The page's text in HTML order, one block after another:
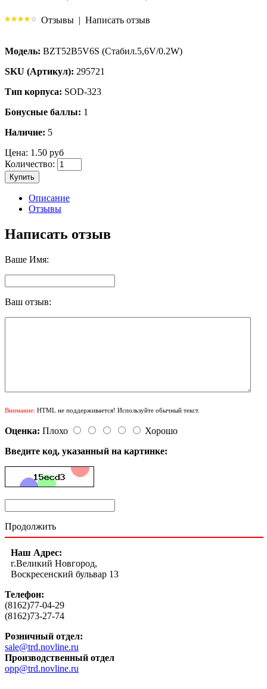
Отзывы | Написать отзыв
Модель: BZT52B5V6S (Стабил.5,6V/0.2W)
SKU (Артикул): 295721
Тип корпуса: SOD-323
Бонусные баллы: 1
Наличие: 5
Цена: 1.50 руб
Количество:
Купить
Описание
Отзывы
Написать отзыв
Ваше Имя:
Ваш отзыв:
Внимание: HTML не поддерживается! Используйте обычный текст.
Оценка: Плохо
Хорошо
Введите код, указанный на картинке:
Продолжить
Наш Адрес:
г.Великий Новгород,
Воскресенский бульвар 13
Телефон:
(8162)77-04-29
(8162)73-27-74
Розничный отдел:
sale@trd.novline.ru
Производственный отдел
opp@trd.novline.ru